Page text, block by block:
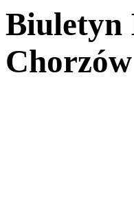
Biuletyn
Chorzów